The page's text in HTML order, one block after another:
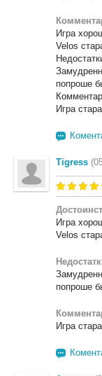
Игра
Velos
попроше
Игра
Tigress
Игра
Velos
попроше
Игра